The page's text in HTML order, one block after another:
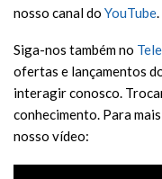
nosso canal do YouTube
Siga-nos também no
ofertas e lançamentos
interagir conosco.
conhecimento. Para
nosso vídeo: